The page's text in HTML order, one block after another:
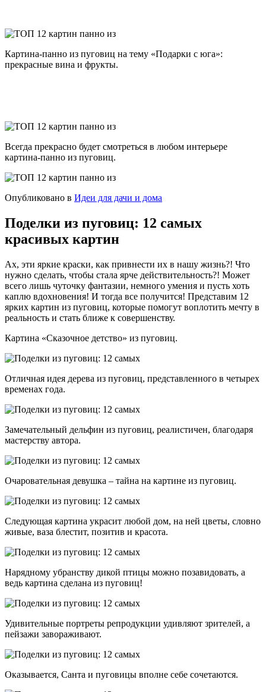
Картина-панно из пуговиц на тему «Подарки с юга»:
прекрасные вина и фрукты.
Всегда прекрасно будет смотреться в любом интерьере
картина-панно из пуговиц.
Опубликовано в Идеи для дачи и дома
Поделки из пуговиц: 12 самых
красивых картин
Ах, эти яркие краски, как привнести их в нашу жизнь?! Что
нужно сделать, чтобы стала ярче действительность?! Может
всего лишь чуточку фантазии, немного умения и пусть хоть
каплю вдохновения! И тогда все получится! Представим 12
ярких картин из пуговиц, которые помогут воплотить мечту в
реальность и стать ближе к совершенству.
Картина «Сказочное детство» из пуговиц.
Отличная идея дерева из пуговиц, представленного в четырех
временах года.
Замечательный дельфин из пуговиц, реалистичен, благодаря
мастерству автора.
Очаровательная девушка – тайна на картине из пуговиц.
Следующая картина украсит любой дом, на ней цветы, словно
живые, ваза блестит, позитив и красота.
Нарядному убранству дикой птицы можно позавидовать, а
ведь картина сделана из пуговиц!
Удивительные портреты репродукции удивляют зрителей, а
пейзажи завораживают.
Оказывается, Санта и пуговицы вполне себе сочетаются.